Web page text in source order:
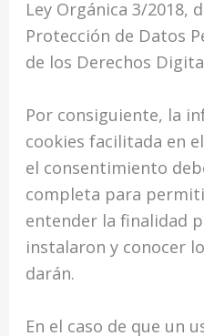
Ley Orgánica 3/2018,
Protección de Datos
de los Derechos
Por consiguiente, la
cookies facilitada en
el consentimiento
completa para
entender la finalidad
instalaron y conocer
darán.
En el caso de que un